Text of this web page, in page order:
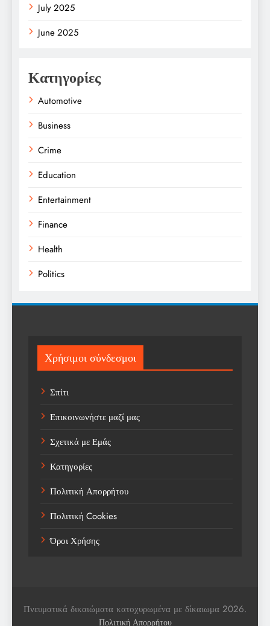
July 2025
June 2025
Κατηγορίες
Automotive
Business
Crime
Education
Entertainment
Finance
Health
Politics
Sport
Sports
Technology
Trending
Weather
Αγορά
Αγορά Εργασίας
Αγροτικά Νέα
Αεροπορία
Χρήσιμοι σύνδεσμοι
Σπίτι
Επικοινωνήστε μαζί μας
Σχετικά με Εμάς
Κατηγορίες
Πολιτική Απορρήτου
Πολιτική Cookies
Όροι Χρήσης
Πνευματικά δικαιώματα κατοχυρωμένα με δίκαιωμα 2026.
Πολιτική Απορρήτου